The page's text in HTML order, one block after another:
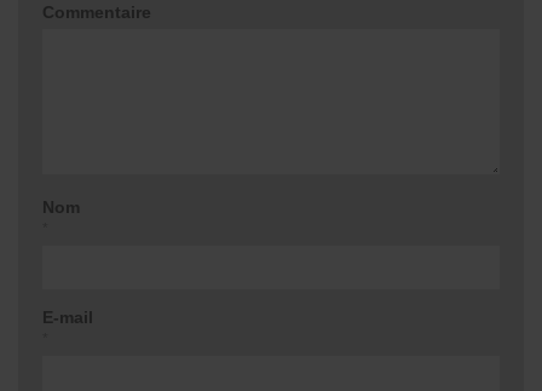
Commentaire
Nom
E-mail